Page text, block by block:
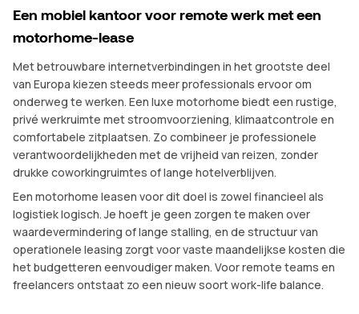
Een mobiel kantoor voor remote werk met een
motorhome-lease
Met betrouwbare internetverbindingen in het grootste deel
van Europa kiezen steeds meer professionals ervoor om
onderweg te werken. Een luxe motorhome biedt een rustige,
privé werkruimte met stroomvoorziening, klimaatcontrole en
comfortabele zitplaatsen. Zo combineer je professionele
verantwoordelijkheden met de vrijheid van reizen, zonder
drukke coworkingruimtes of lange hotelverblijven.
Een motorhome leasen voor dit doel is zowel financieel als
logistiek logisch. Je hoeft je geen zorgen te maken over
waardevermindering of lange stalling, en de structuur van
operationele leasing zorgt voor vaste maandelijkse kosten die
het budgetteren eenvoudiger maken. Voor remote teams en
freelancers ontstaat zo een nieuw soort work-life balance.